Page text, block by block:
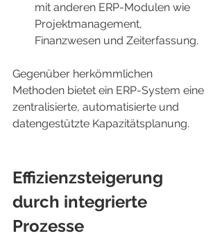
mit anderen ERP-Modulen wie
Projektmanagement,
Finanzwesen und Zeiterfassung.
Gegenüber herkömmlichen
Methoden bietet ein ERP-System eine
zentralisierte, automatisierte und
datengestützte Kapazitätsplanung.
Effizienzsteigerung
durch integrierte
Prozesse